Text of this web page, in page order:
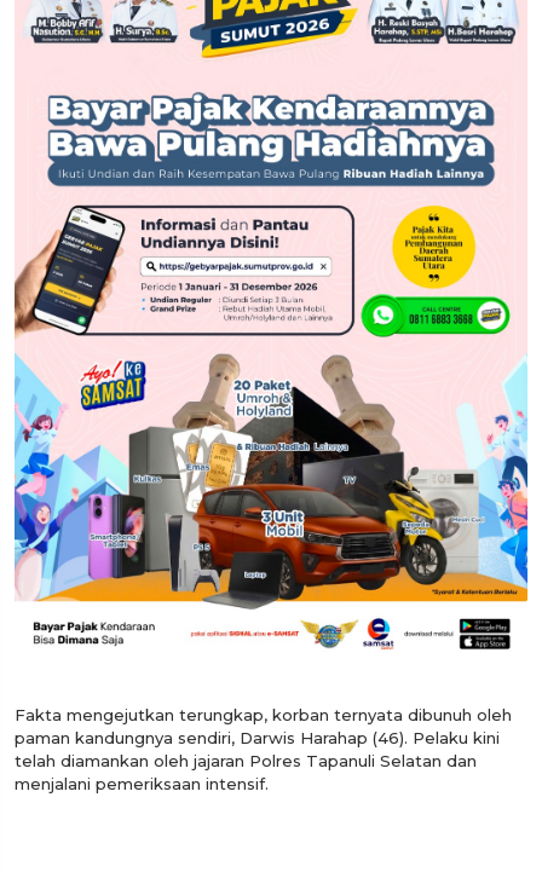
Fakta mengejutkan terungkap, korban ternyata dibunuh oleh
paman kandungnya sendiri, Darwis Harahap (46). Pelaku kini
telah diamankan oleh jajaran Polres Tapanuli Selatan dan
menjalani pemeriksaan intensif.